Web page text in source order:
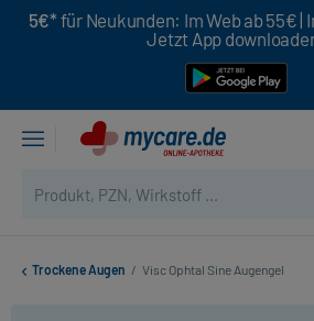
5€* für Neukunden: Im Web ab 55€ |
Jetzt App
Trockene Augen / Visc Ophtal Sine Augengel